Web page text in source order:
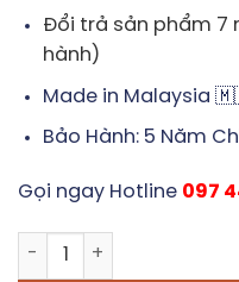
Đổi trả sản phẩm 7
hành)
Made in Malaysia
Bảo Hành: 5 Năm
Gọi ngay Hotline 097
Bếp điện từ KAFF KF-